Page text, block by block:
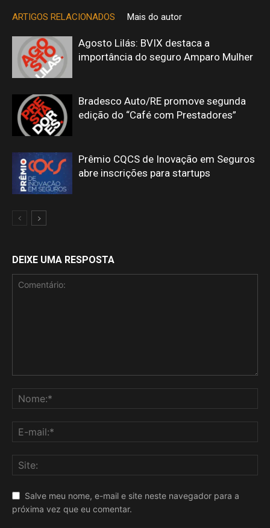
ARTIGOS RELACIONADOS Mais do autor
Agosto Lilás: BVIX destaca a
importância do seguro Amparo Mulher
Bradesco Auto/RE promove segunda
edição do “Café com Prestadores”
Prêmio CQCS de Inovação em Seguros
abre inscrições para startups
DEIXE UMA RESPOSTA
Salve meu nome, e-mail e site neste navegador para a
próxima vez que eu comentar.